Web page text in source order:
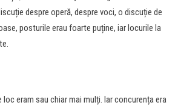
despre operă, despre voci, o discuție de
posturile erau foarte puține, iar locurile la
eram sau chiar mai mulți. Iar concurența era